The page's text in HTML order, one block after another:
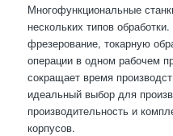
Многофункциональные
нескольких типов
фрезерование, токарную
операции в одном рабочем
сокращает время
идеальный выбор для
производительность и
корпусов.